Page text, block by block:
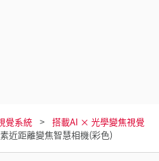
覺系統
搭載AI × 光學變焦視覺
近距離變焦智慧相機(彩色)